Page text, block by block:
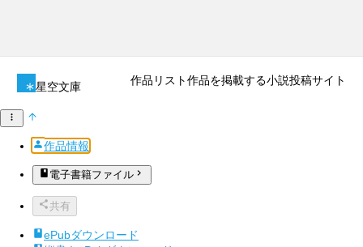
星空文庫 作品リスト作品を掲載する小説投稿サイト
作品情報
電子書籍ファイル
共有
ePubダウンロード